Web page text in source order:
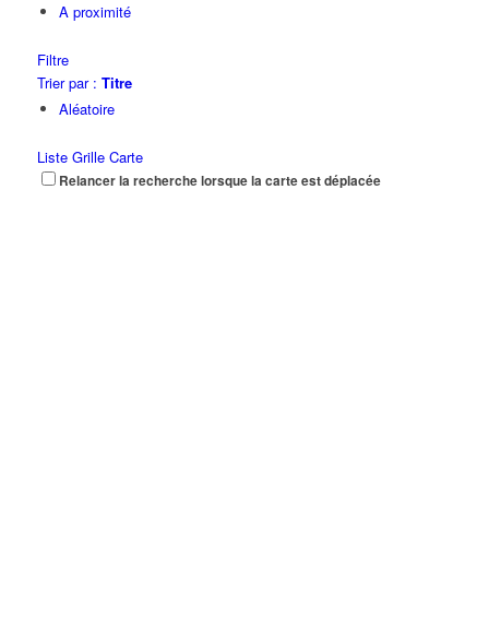
A proximité
Filtre
Trier par : Titre
Aléatoire
Liste Grille Carte
Relancer la recherche lorsque la carte est déplacée